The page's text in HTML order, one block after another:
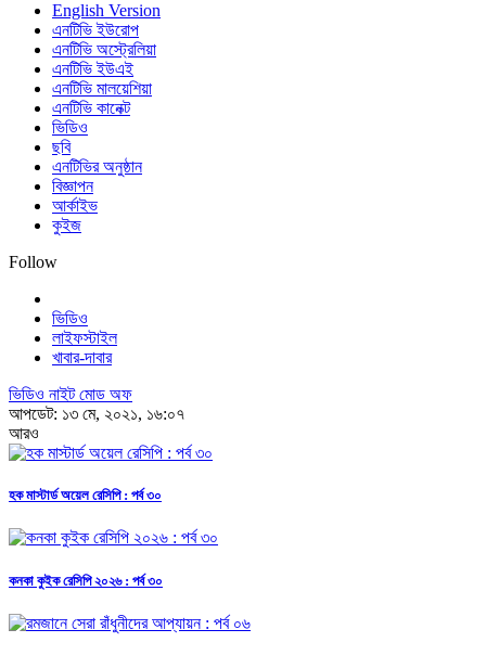
English Version
এনটিভি ইউরোপ
এনটিভি অস্ট্রেলিয়া
এনটিভি ইউএই
এনটিভি মালয়েশিয়া
এনটিভি কানেক্ট
ভিডিও
ছবি
এনটিভির অনুষ্ঠান
বিজ্ঞাপন
আর্কাইভ
কুইজ
Follow
ভিডিও
লাইফস্টাইল
খাবার-দাবার
ভিডিও নাইট মোড অফ
আপডেট: ১৩ মে, ২০২১, ১৬:০৭
আরও
হক মাস্টার্ড অয়েল রেসিপি : পর্ব ৩০
কনকা কুইক রেসিপি ২০২৬ : পর্ব ৩০